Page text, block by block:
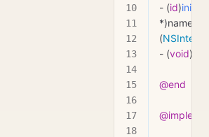
- (id)
*)name
(NSInteger
- (void)
@end